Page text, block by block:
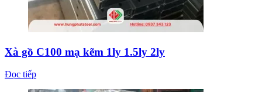
Xà gồ C100 mạ kẽm 1ly 1.5ly 2ly
Đọc tiếp